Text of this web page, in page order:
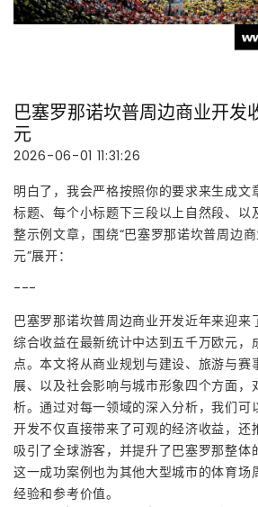
巴塞罗那诺坎普周边商业开发
元
2026-06-01 11:31:26
明白了，我会严格按照你的要求来生成文
标题、每个小标题下三段以上自然段、以
整示例文章，围绕“巴塞罗那诺坎普周边
元”展开：
---
巴塞罗那诺坎普周边商业开发近年来迎来
综合收益在最新统计中达到五千万欧元，
点。本文将从商业规划与建设、旅游与赛
展、以及社会影响与城市形象四个方面，
析。通过对每一领域的深入分析，我们可
开发不仅直接带来了可观的经济收益，还
吸引了全球游客，并提升了巴塞罗那整体
这一成功案例也为其他大型城市的体育场
经验和参考价值。